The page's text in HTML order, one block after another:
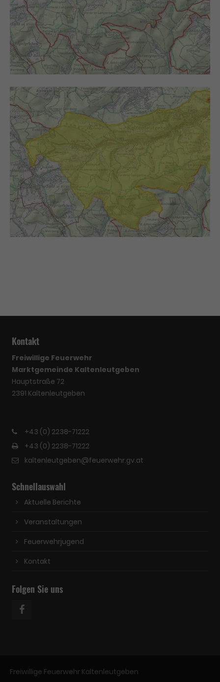
Kontakt
Freiwillige Feuerwehr
Marktgemeinde Kaltenleutgeben
Hauptstraße 72
2391 Kaltenleutgeben
+43 (0) 2238-71222
+43 (0) 2238-71222
kaltenleutgeben@feuerwehr.gv.at
Schnellauswahl
Aktuelle Berichte
Veranstaltungen
Feuerwehrjugend
Kontakt
Folgen Sie uns
Freiwillige Feuerwehr Kaltenleutgeben